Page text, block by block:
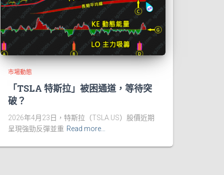
市場動態
「TSLA 特斯拉」被困通道，等待突
破？
2026年4月23日，特斯拉（TSLA.US）股價近期
呈現強勁反彈並重 Read more…